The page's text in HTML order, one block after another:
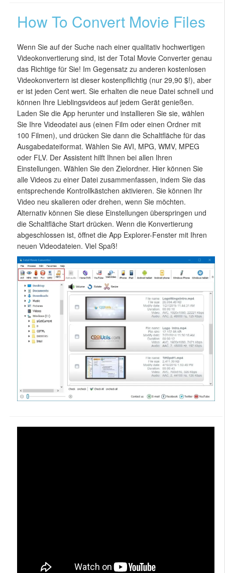
How To Convert Movie Files
Wenn Sie auf der Suche nach einer qualitativ hochwertigen
Videokonvertierung sind, ist der Total Movie Converter genau
das Richtige für Sie! Im Gegensatz zu anderen kostenlosen
Videokonvertern ist dieser kostenpflichtig (nur 29,90 $!), aber
er ist jeden Cent wert. Sie erhalten die neue Datei schnell und
können Ihre Lieblingsvideos auf jedem Gerät genießen.
Laden Sie die App herunter und installieren Sie sie, wählen
Sie Ihre Videodatei aus (einen Film oder einen Ordner mit
100 Filmen), und drücken Sie dann die Schaltfläche für das
Ausgabedateiformat. Wählen Sie AVI, MPG, WMV, MPEG
oder FLV. Der Assistent hilft Ihnen bei allen Ihren
Einstellungen. Wählen Sie den Zielordner. Hier können Sie
alle Videos zu einer Datei zusammenfassen, indem Sie das
entsprechende Kontrollkästchen aktivieren. Sie können Ihr
Video neu skalieren oder drehen, wenn Sie möchten.
Alternativ können Sie diese Einstellungen überspringen und
die Schaltfläche Start drücken. Wenn die Konvertierung
abgeschlossen ist, öffnet die App Explorer-Fenster mit Ihren
neuen Videodateien. Viel Spaß!